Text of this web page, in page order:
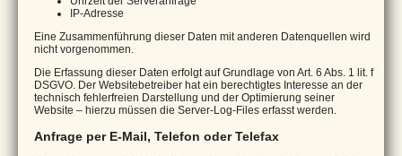
IP-Adresse
Eine Zusammenführung dieser Daten mit anderen Datenquellen wird
nicht vorgenommen.
Die Erfassung dieser Daten erfolgt auf Grundlage von Art. 6 Abs. 1 lit. f
DSGVO. Der Websitebetreiber hat ein berechtigtes Interesse an der
technisch fehlerfreien Darstellung und der Optimierung seiner
Website – hierzu müssen die Server-Log-Files erfasst werden.
Anfrage per E-Mail, Telefon oder Telefax